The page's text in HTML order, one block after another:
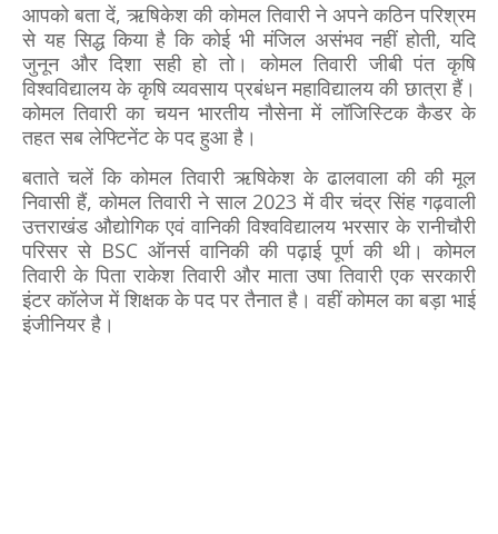
आपको बता दें, ऋषिकेश की कोमल तिवारी ने अपने कठिन परिश्रम
से यह सिद्ध किया है कि कोई भी मंजिल असंभव नहीं होती, यदि
जुनून और दिशा सही हो तो। कोमल तिवारी जीबी पंत कृषि
विश्वविद्यालय के कृषि व्यवसाय प्रबंधन महाविद्यालय की छात्रा हैं।
कोमल तिवारी का चयन भारतीय नौसेना में लॉजिस्टिक कैडर के
तहत सब लेफ्टिनेंट के पद हुआ है।
बताते चलें कि कोमल तिवारी ऋषिकेश के ढालवाला की की मूल
निवासी हैं, कोमल तिवारी ने साल 2023 में वीर चंद्र सिंह गढ़वाली
उत्तराखंड औद्योगिक एवं वानिकी विश्वविद्यालय भरसार के रानीचौरी
परिसर से BSC ऑनर्स वानिकी की पढ़ाई पूर्ण की थी। कोमल
तिवारी के पिता राकेश तिवारी और माता उषा तिवारी एक सरकारी
इंटर कॉलेज में शिक्षक के पद पर तैनात है। वहीं कोमल का बड़ा भाई
इंजीनियर है।